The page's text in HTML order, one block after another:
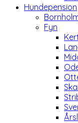
Hundepension
Fyn